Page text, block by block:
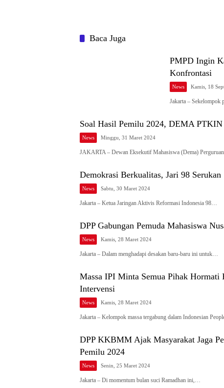
Baca Juga
PMPD Ingin
Konfrontasi
News Kamis, 18
Jakarta – Sekelompok
Soal Hasil Pemilu 2024, DEMA PTKIN
News Minggu, 31 Maret 2024
JAKARTA – Dewan Eksekutif Mahasiswa (Dema)
Demokrasi Berkualitas, Jari 98
News Sabtu, 30 Maret 2024
Jakarta – Ketua Jaringan Aktivis Reformasi Indonesia 98…
DPP Gabungan Pemuda Mahasiswa
News Kamis, 28 Maret 2024
Jakarta – Dalam menghadapi desakan baru-baru ini untuk…
Massa IPI Minta Semua Pihak
Intervensi
News Kamis, 28 Maret 2024
Jakarta – Kelompok massa tergabung dalam Indonesian
DPP KKBMM Ajak Masyarakat Jaga
Pemilu 2024
News Senin, 25 Maret 2024
Jakarta – Di momentum bulan suci Ramadhan ini,…